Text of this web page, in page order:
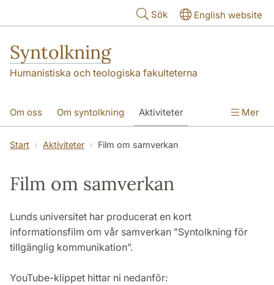
Sök English website
Syntolkning
Humanistiska och teologiska fakulteterna
Om oss Om syntolkning Aktiviteter
Forskningsprojekt Publikationer
Mer
Start Aktiviteter Film om samverkan
Film om samverkan
Lunds universitet har producerat en kort
informationsfilm om vår samverkan ”Syntolkning för
tillgänglig kommunikation”.
YouTube-klippet hittar ni nedanför: